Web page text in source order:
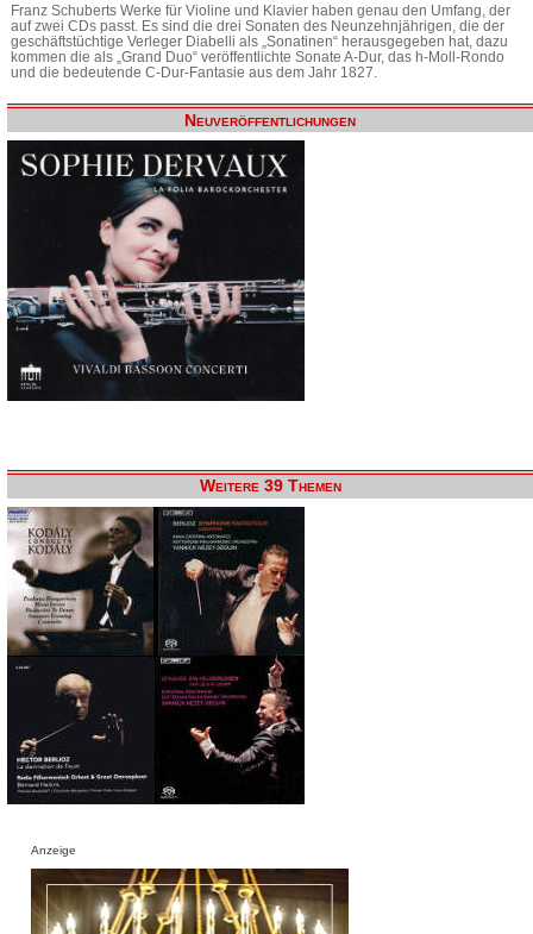
Franz Schuberts Werke für Violine und Klavier haben genau den Umfang, der
auf zwei CDs passt. Es sind die drei Sonaten des Neunzehnjährigen, die der
geschäftstüchtige Verleger Diabelli als „Sonatinen“ herausgegeben hat, dazu
kommen die als „Grand Duo“ veröffentlichte Sonate A-Dur, das h-Moll-Rondo
und die bedeutende C-Dur-Fantasie aus dem Jahr 1827.
Neuveröffentlichungen
Weitere 39 Themen
Anzeige